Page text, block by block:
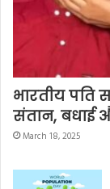
भारतीय पति
संतान, बधाई
March 18, 2025